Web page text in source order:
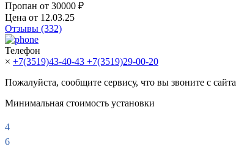
Пропан от 30000 ₽
Цена от 12.03.25
Отзывы (332)
Телефон
× +7(3519)43-40-43 +7(3519)29-00-20
Пожалуйста, сообщите сервису, что вы звоните с сайта
Минимальная стоимость установки
4
6